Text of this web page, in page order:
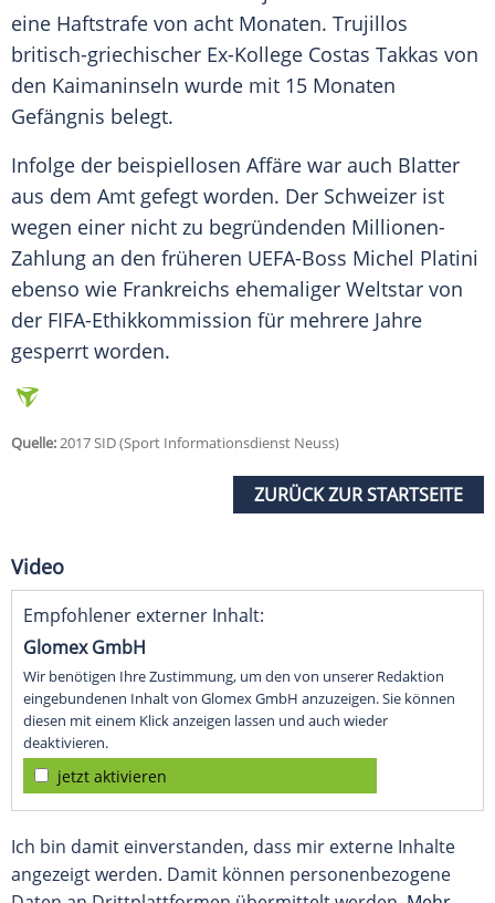
eine Haftstrafe von acht Monaten. Trujillos
britisch-griechischer Ex-Kollege Costas Takkas von
den Kaimaninseln wurde mit 15 Monaten
Gefängnis belegt.
Infolge der beispiellosen Affäre war auch Blatter
aus dem Amt gefegt worden. Der Schweizer ist
wegen einer nicht zu begründenden Millionen-
Zahlung an den früheren UEFA-Boss Michel Platini
ebenso wie Frankreichs ehemaliger Weltstar von
der FIFA-Ethikkommission für mehrere Jahre
gesperrt worden.
Quelle:2017 SID (Sport Informationsdienst Neuss)
ZURÜCK ZUR STARTSEITE
Video
Empfohlener externer Inhalt:
Glomex GmbH
Wir benötigen Ihre Zustimmung, um den von unserer Redaktion
eingebundenen Inhalt von Glomex GmbH anzuzeigen. Sie können
diesen mit einem Klick anzeigen lassen und auch wieder
deaktivieren.
jetzt aktivieren
Ich bin damit einverstanden, dass mir externe Inhalte
angezeigt werden. Damit können personenbezogene